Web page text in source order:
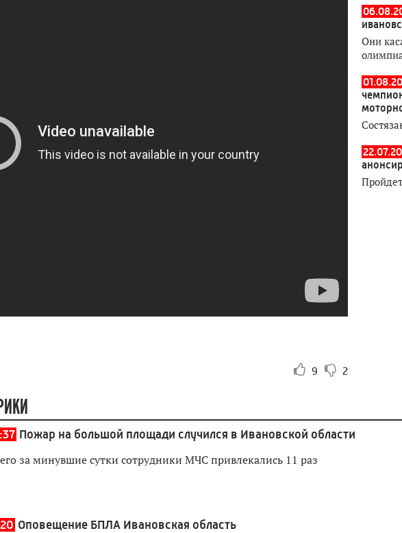
9 2
Они
Пожар на большой площади случился в Ивановской области
за минувшие сутки сотрудники МЧС привлекались 11 раз
Оповещение БПЛА Ивановская область